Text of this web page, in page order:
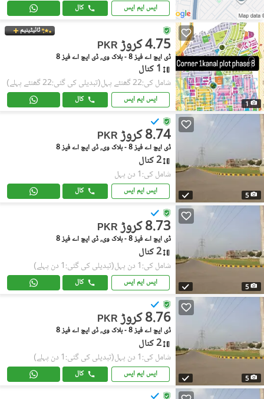
ایس ایم ایس کال
1
ٹائیٹینیم
PKR 4.75 کروڑ
ڈی ایچ اے فیز 8 - بلاک وی, ڈی ایچ اے فیز 8
1 کنال
شامل کی:22 گھنٹے پہل (تبدیلی کی گئی:22 گھنٹے پہلے)
ایس ایم ایس کال
5
PKR 8.74 کروڑ
ڈی ایچ اے فیز 8 - بلاک وی, ڈی ایچ اے فیز 8
2 کنال
شامل کی:1 دن پہل
ایس ایم ایس کال
5
PKR 8.73 کروڑ
ڈی ایچ اے فیز 8 - بلاک وی, ڈی ایچ اے فیز 8
2 کنال
شامل کی:1 دن پہل (تبدیلی کی گئی:1 دن پہلے)
ایس ایم ایس کال
5
PKR 8.76 کروڑ
ڈی ایچ اے فیز 8 - بلاک وی, ڈی ایچ اے فیز 8
2 کنال
شامل کی:1 دن پہل (تبدیلی کی گئی:1 دن پہلے)
ایس ایم ایس کال